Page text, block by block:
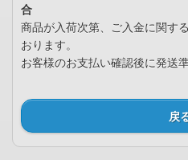
合
商品が入荷次第、ご入金に関す
おります。
お客様のお支払い確認後に発送
戻